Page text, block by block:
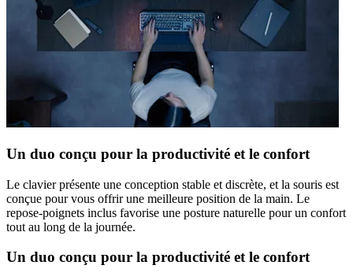
Un duo conçu pour la productivité et le confort
Le clavier présente une conception stable et discrète, et la souris est
conçue pour vous offrir une meilleure position de la main. Le
repose-poignets inclus favorise une posture naturelle pour un confort
tout au long de la journée.
Un duo conçu pour la productivité et le confort